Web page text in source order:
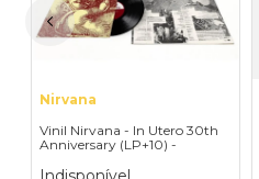
Nirvana
Vinil Nirvana - In Utero 30th
Anniversary (LP+10) -